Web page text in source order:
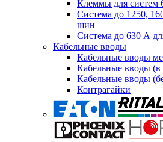
Клеммы для систем
Система до 1250,
шин
Система до 630 А
Кабельные вводы
Кабельные вводы
Кабельные вводы (в
Кабельные вводы
Контрагайки